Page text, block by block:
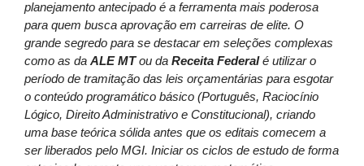
planejamento antecipado é a ferramenta mais poderosa
para quem busca aprovação em carreiras de elite. O
grande segredo para se destacar em seleções complexas
como as da ALE MTou da Receita Federalé utilizar o
período de tramitação das leis orçamentárias para esgotar
o conteúdo programático básico (Português, Raciocínio
Lógico, Direito Administrativo e Constitucional), criando
uma base teórica sólida antes que os editais comecem a
ser liberados pelo MGI. Iniciar os ciclos de estudo de forma